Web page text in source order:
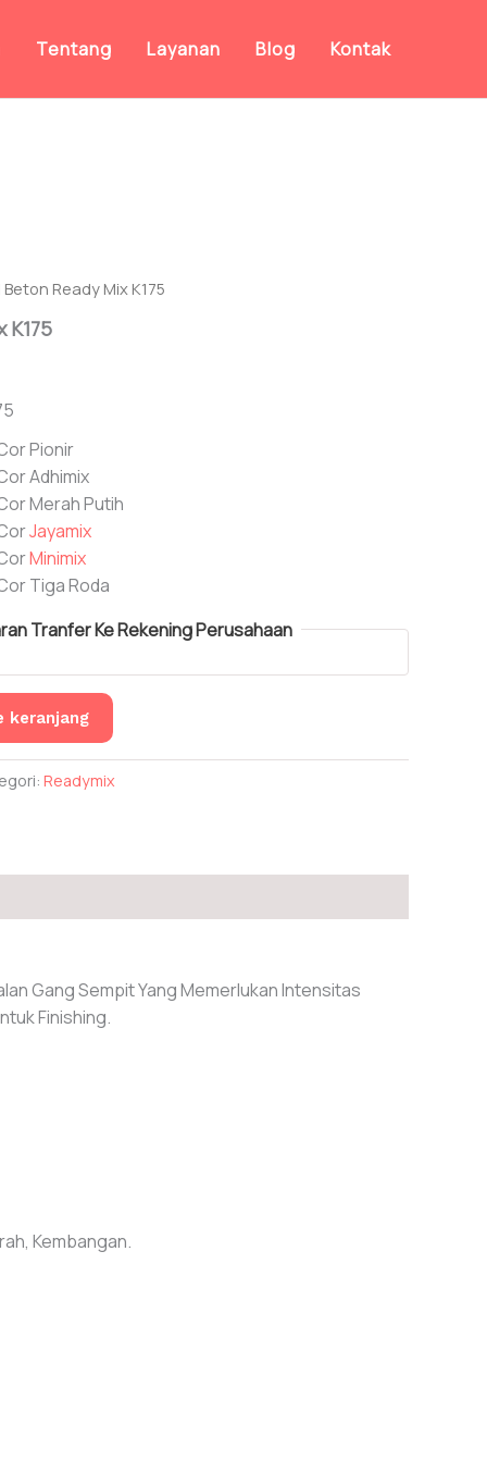
Tentang Layanan Blog Kontak
Ready Mix K175
K175
Pionir
Adhimix
Merah Putih
Jayamix
Minimix
Tiga Roda
Tranfer Ke Rekening Perusahaan
keranjang
Readymix
Gang Sempit Yang Memerlukan Intensitas
Finishing.
Kembangan.